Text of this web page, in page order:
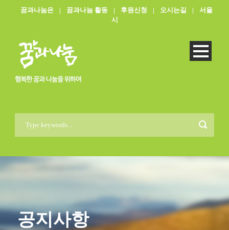
꿈과나눔은 | 꿈과나눔 활동 | 후원신청 | 오시는길 |
서울
시
공지사항